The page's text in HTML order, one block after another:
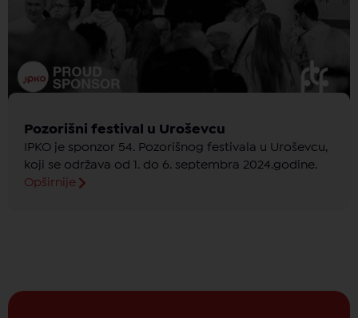
Pozorišni festival u Uroševcu
IPKO je sponzor 54. Pozorišnog festivala u Uroševcu,
koji se održava od 1. do 6. septembra 2024.godine.
Opširnije